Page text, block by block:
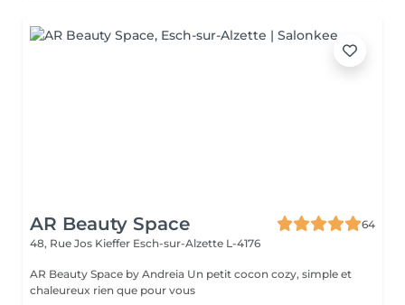
AR Beauty Space
64
48, Rue Jos Kieffer Esch-sur-Alzette L-4176
AR Beauty Space by Andreia Un petit cocon cozy, simple et
chaleureux rien que pour vous